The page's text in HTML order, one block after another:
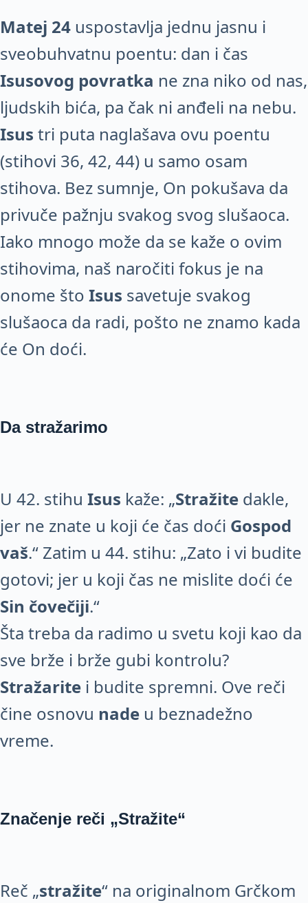
Matej 24 uspostavlja jednu jasnu i
sveobuhvatnu poentu: dan i čas
Isusovog povratka ne zna niko od nas,
ljudskih bića, pa čak ni anđeli na nebu.
Isus tri puta naglašava ovu poentu
(stihovi 36, 42, 44) u samo osam
stihova. Bez sumnje, On pokušava da
privuče pažnju svakog svog slušaoca.
Iako mnogo može da se kaže o ovim
stihovima, naš naročiti fokus je na
onome što Isus savetuje svakog
slušaoca da radi, pošto ne znamo kada
će On doći.
Da stražarimo
U 42. stihu Isus kaže: „Stražite dakle,
jer ne znate u koji će čas doći Gospod
vaš.“ Zatim u 44. stihu: „Zato i vi budite
gotovi; jer u koji čas ne mislite doći će
Sin čovečiji.“
Šta treba da radimo u svetu koji kao da
sve brže i brže gubi kontrolu?
Stražarite i budite spremni. Ove reči
čine osnovu nade u beznadežno
vreme.
Značenje reči „Stražite“
Reč „stražite“ na originalnom Grčkom